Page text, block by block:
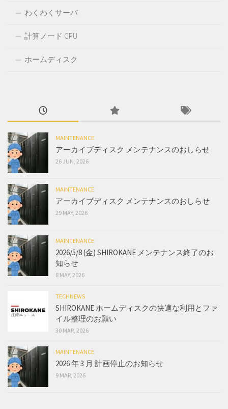
わくわくサーバ
計算ノード GPU
ホームディスク
MAINTENANCE
アーカイブディスク メンテナンスのおしらせ
26 JUN, 2026
MAINTENANCE
アーカイブディスク メンテナンスのおしらせ
29 MAY, 2026
MAINTENANCE
2026/5/8 (金) SHIROKANE メンテナンス終了のお
知らせ
8 MAY, 2026
TECHNEWS
SHIROKANE ホームディスクの快適な利用とファ
イル整理のお願い
30 MAR, 2026
MAINTENANCE
2026 年 3 月 計画停止のお知らせ
9 MAR, 2026